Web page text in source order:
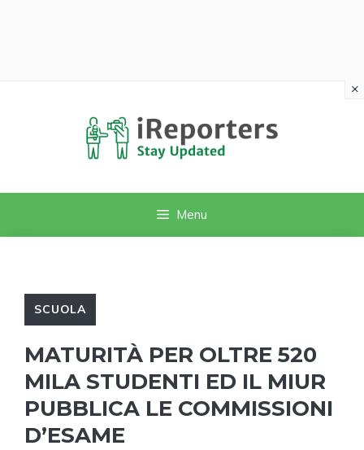
Menu
SCUOLA
MATURITÀ PER OLTRE 520
MILA STUDENTI ED IL MIUR
PUBBLICA LE COMMISSIONI
D’ESAME
×